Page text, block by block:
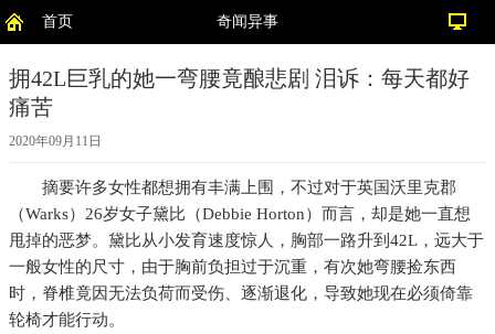
首页 奇闻异事
拥42L巨乳的她一弯腰竟酿悲剧 泪诉：每天都好
痛苦
2020年09月11日
摘要许多女性都想拥有丰满上围，不过对于英国沃里克郡
（Warks）26岁女子黛比（Debbie Horton）而言，却是她一直想
甩掉的恶梦。黛比从小发育速度惊人，胸部一路升到42L，远大于
一般女性的尺寸，由于胸前负担过于沉重，有次她弯腰捡东西
时，脊椎竟因无法负荷而受伤、逐渐退化，导致她现在必须倚靠
轮椅才能行动。